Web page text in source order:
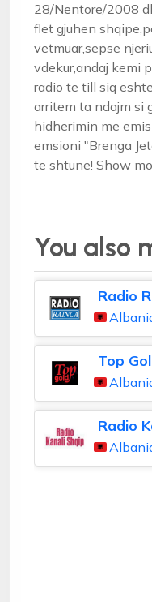
28/Nentore/2008
flet gjuhen
vetmuar,sepse
vdekur,andaj kemi
radio te till siq
arritem ta ndajm si
hidherimin me
emsioni "Brenga
te shtune! Show
You also
Radio
Top
Radio